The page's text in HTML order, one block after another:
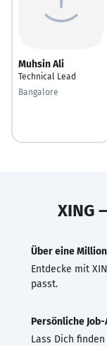
Muhsin Ali
Technical Lead
Bangalore
XING
Über eine Million
Entdecke mit
passt.
Persönliche
Lass Dich